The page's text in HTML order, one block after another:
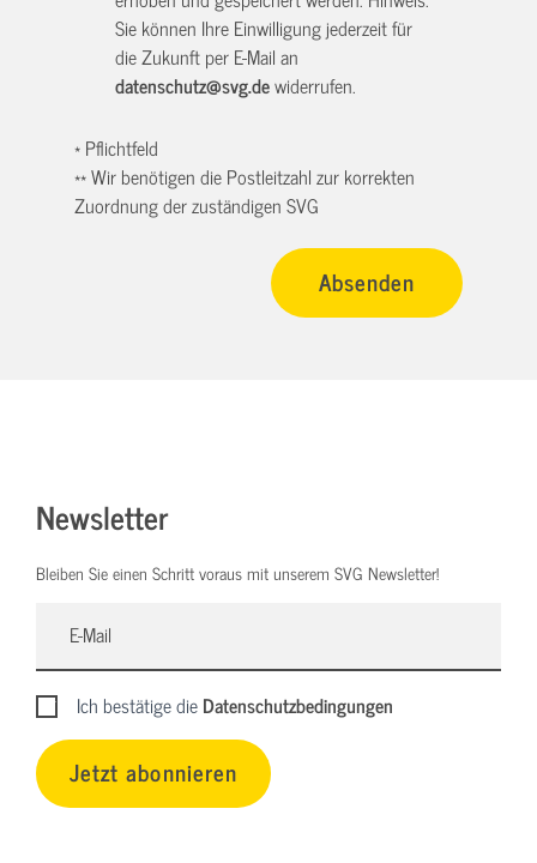
Sie können Ihre Einwilligung jederzeit für
die Zukunft per E-Mail an
datenschutz@svg.dewiderrufen.
* Pflichtfeld
** Wir benötigen die Postleitzahl zur korrekten
Zuordnung der zuständigen SVG
Newsletter
Bleiben Sie einen Schritt voraus mit unserem SVG Newsletter!
Ich bestätige dieDatenschutzbedingungen
Jetzt abonnieren